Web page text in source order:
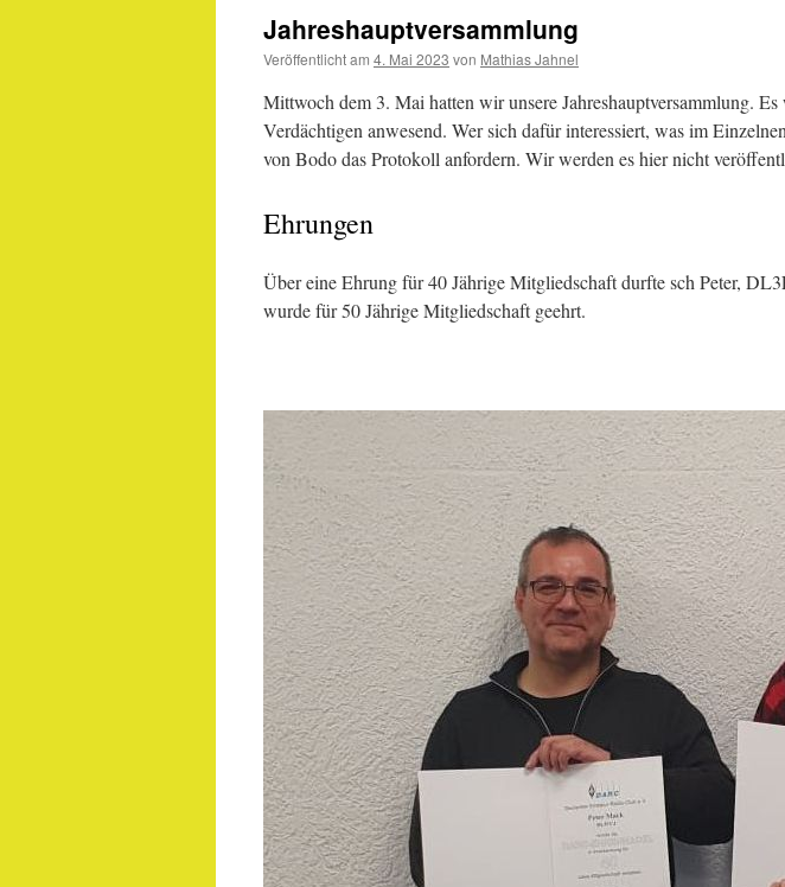
Jahreshauptversammlung
Veröffentlicht am 4. Mai 2023 von Mathias Jahnel
Mittwoch dem 3. Mai hatten wir unsere Jahreshauptversammlung.
Verdächtigen anwesend. Wer sich dafür interessiert, was im
von Bodo das Protokoll anfordern. Wir werden es hier nicht
Ehrungen
Über eine Ehrung für 40 Jährige Mitgliedschaft durfte sch Peter,
wurde für 50 Jährige Mitgliedschaft geehrt.